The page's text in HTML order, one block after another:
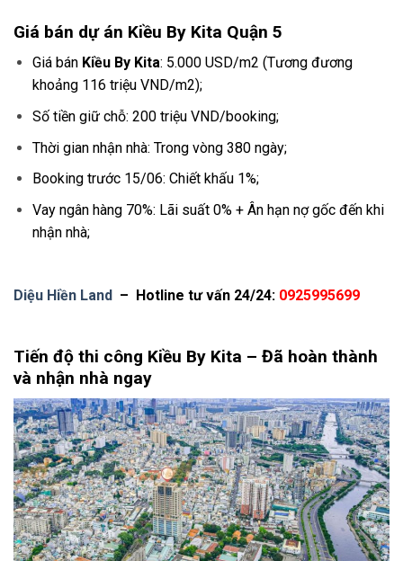
Giá bán dự án Kiều By Kita Quận 5
Giá bán Kiều By Kita: 5.000 USD/m2 (Tương đương
khoảng 116 triệu VND/m2);
Số tiền giữ chỗ: 200 triệu VND/booking;
Thời gian nhận nhà: Trong vòng 380 ngày;
Booking trước 15/06: Chiết khấu 1%;
Vay ngân hàng 70%: Lãi suất 0% + Ân hạn nợ gốc đến khi
nhận nhà;
Diệu Hiền Land – Hotline tư vấn 24/24: 0925995699
Tiến độ thi công Kiều By Kita – Đã hoàn thành
và nhận nhà ngay